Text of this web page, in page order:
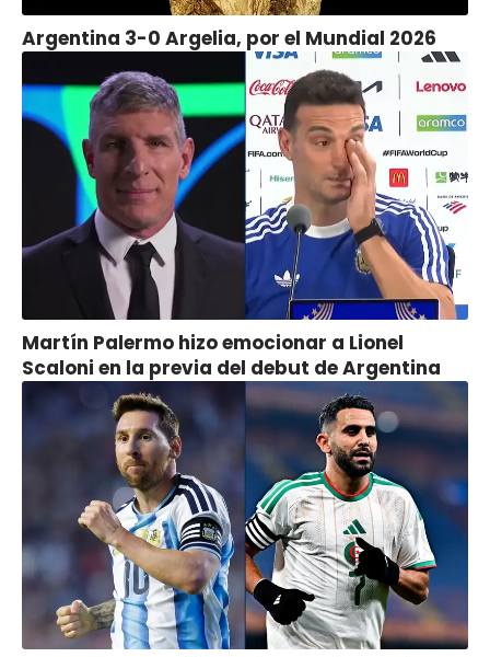
Argentina 3-0 Argelia, por el Mundial 2026
Martín Palermo hizo emocionar a Lionel
Scaloni en la previa del debut de Argentina